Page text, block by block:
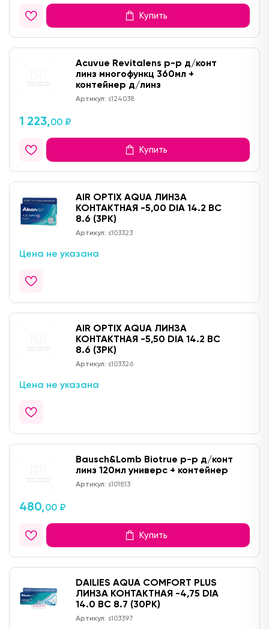
Купить
Acuvue Revitalens р-р д/конт
линз многофункц 360мл +
контейнер д/линз
Артикул: s124038
1 223,00 ₽
Купить
AIR OPTIX AQUA ЛИНЗА
КОНТАКТНАЯ -5,00 DIA 14.2 BC
8.6 (3PK)
Артикул: s103323
Цена не указана
AIR OPTIX AQUA ЛИНЗА
КОНТАКТНАЯ -5,50 DIA 14.2 BC
8.6 (3PK)
Артикул: s103326
Цена не указана
Bausch&Lomb Biotrue р-р д/конт
линз 120мл универс + контейнер
Артикул: s101813
480,00 ₽
Купить
DAILIES AQUA COMFORT PLUS
ЛИНЗА КОНТАКТНАЯ -4,75 DIA
14.0 BC 8.7 (30PK)
Артикул: s103397